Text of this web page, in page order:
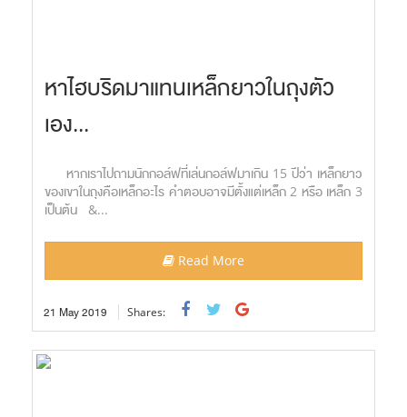
หาไฮบริดมาแทนเหล็กยาวในถุงตัว
เอง...
หากเราไปถามนักกอล์ฟที่เล่นกอล์ฟมาเกิน 15 ปีว่า เหล็กยาว
ของเขาในถุงคือเหล็กอะไร คำตอบอาจมีตั้งแต่เหล็ก 2 หรือ เหล็ก 3
เป็นต้น &...
Read More
21 May2019 Shares: